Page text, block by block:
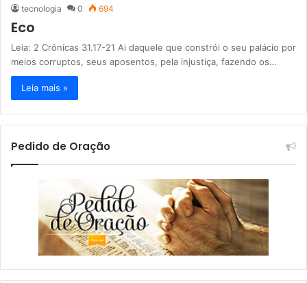
tecnologia 0 694
Eco
Leia: 2 Crônicas 31.17-21 Ai daquele que constrói o seu palácio por
meios corruptos, seus aposentos, pela injustiça, fazendo os…
Leia mais »
Pedido de Oração